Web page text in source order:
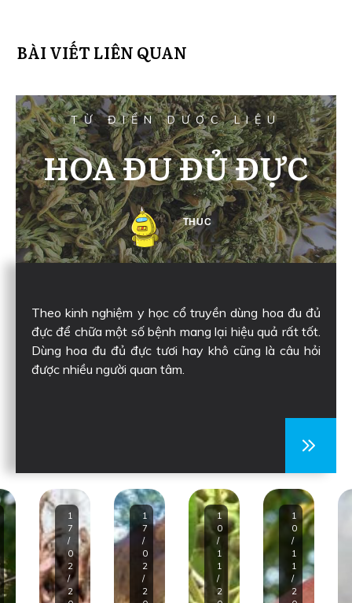
BÀI VIẾT LIÊN QUAN
TỪ ĐIỂN DƯỢC LIỆU
HOA ĐU ĐỦ ĐỰC
THUC
Theo kinh nghiệm y học cổ truyền dùng hoa đu đủ
đực để chữa một số bệnh mang lại hiệu quả rất tốt.
Dùng hoa đu đủ đực tươi hay khô cũng là câu hỏi
được nhiều người quan tâm.
1
7
/
0
2
/
2
1
7
/
0
2
/
2
1
0
/
1
1
/
2
1
0
/
1
1
/
2